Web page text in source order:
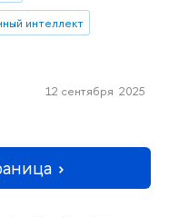
интеллект
12 сентября 2025